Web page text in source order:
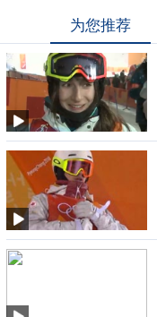
为您推荐